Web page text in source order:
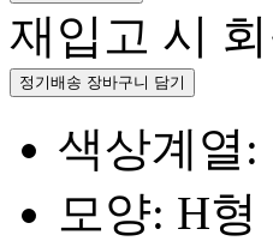
재입고 시
정기배송 장바구니 담기
색상계열:
모양: H형